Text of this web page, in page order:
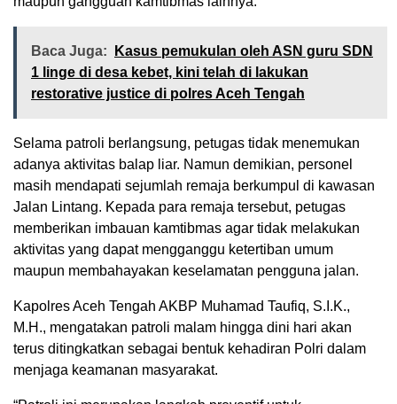
Baca Juga:
Kasus pemukulan oleh ASN guru SDN
1 linge di desa kebet, kini telah di lakukan
restorative justice di polres Aceh Tengah
Selama patroli berlangsung, petugas tidak menemukan
adanya aktivitas balap liar. Namun demikian, personel
masih mendapati sejumlah remaja berkumpul di kawasan
Jalan Lintang. Kepada para remaja tersebut, petugas
memberikan imbauan kamtibmas agar tidak melakukan
aktivitas yang dapat mengganggu ketertiban umum
maupun membahayakan keselamatan pengguna jalan.
Kapolres Aceh Tengah AKBP Muhamad Taufiq, S.I.K.,
M.H., mengatakan patroli malam hingga dini hari akan
terus ditingkatkan sebagai bentuk kehadiran Polri dalam
menjaga keamanan masyarakat.